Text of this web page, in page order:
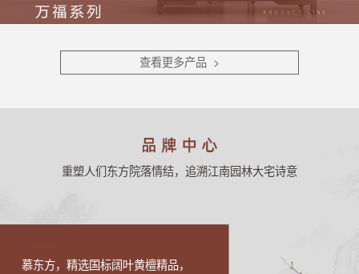
查看更多产品 >
重塑人们东方院落情结，追溯江南园林大宅诗意
慕东方，精选国标阔叶黄檀精品，